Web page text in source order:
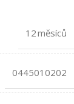
12 měsíců
0445010202